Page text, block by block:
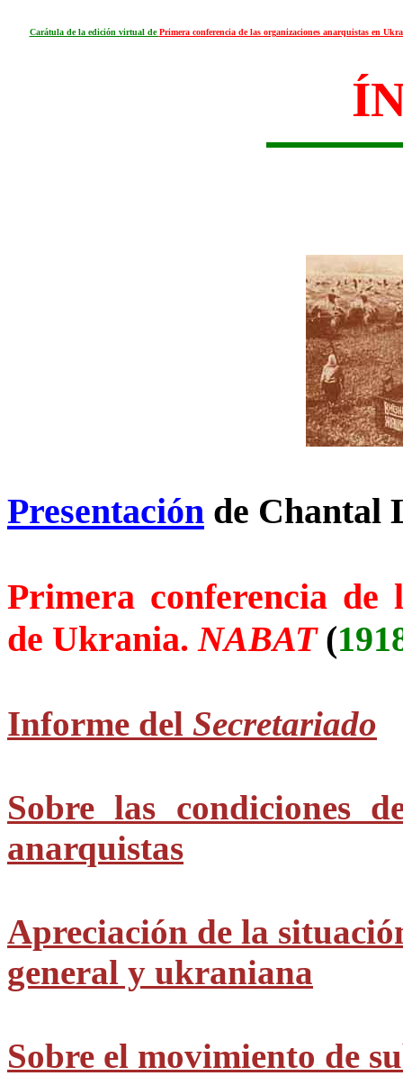
Carátula de la edición virtual dePrimera conferencia de las organizaciones anarquistas en
Presentación de Chantal
Primera conferencia de
de Ukrania.NABAT (
Informe del Secretariado
Sobre las condiciones
anarquistas
Apreciación de la
general y ukraniana
Sobre el movimiento de